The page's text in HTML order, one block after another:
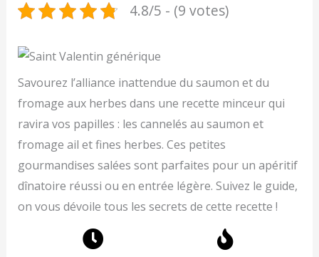
4.8/5 - (9 votes)
Savourez l’alliance inattendue du saumon et du
fromage aux herbes dans une recette minceur qui
ravira vos papilles : les cannelés au saumon et
fromage ail et fines herbes. Ces petites
gourmandises salées sont parfaites pour un apéritif
dînatoire réussi ou en entrée légère. Suivez le guide,
on vous dévoile tous les secrets de cette recette !